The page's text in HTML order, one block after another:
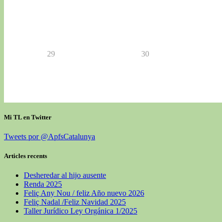
29 30
Mi TL en Twitter
Tweets por @ApfsCatalunya
Articles recents
Desheredar al hijo ausente
Renda 2025
Feliç Any Nou / feliz Año nuevo 2026
Feliç Nadal /Feliz Navidad 2025
Taller Jurídico Ley Orgánica 1/2025